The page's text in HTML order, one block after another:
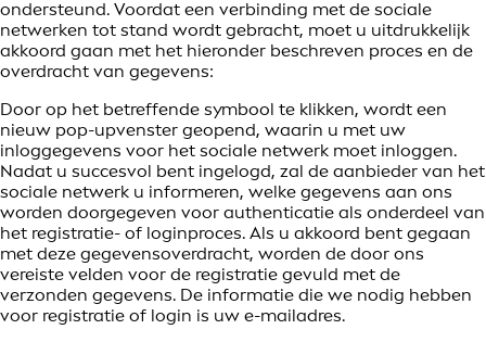
ondersteund. Voordat een verbinding met de sociale
netwerken tot stand wordt gebracht, moet u uitdrukkelijk
akkoord gaan met het hieronder beschreven proces en de
overdracht van gegevens:
Door op het betreffende symbool te klikken, wordt een
nieuw pop-upvenster geopend, waarin u met uw
inloggegevens voor het sociale netwerk moet inloggen.
Nadat u succesvol bent ingelogd, zal de aanbieder van het
sociale netwerk u informeren, welke gegevens aan ons
worden doorgegeven voor authenticatie als onderdeel van
het registratie- of loginproces. Als u akkoord bent gegaan
met deze gegevensoverdracht, worden de door ons
vereiste velden voor de registratie gevuld met de
verzonden gegevens. De informatie die we nodig hebben
voor registratie of login is uw e-mailadres.